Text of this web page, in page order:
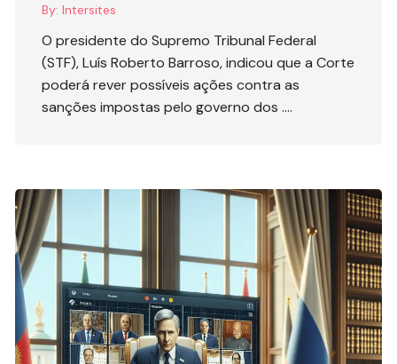
By: Intersites
O presidente do Supremo Tribunal Federal
(STF), Luís Roberto Barroso, indicou que a Corte
poderá rever possíveis ações contra as
sanções impostas pelo governo dos ….